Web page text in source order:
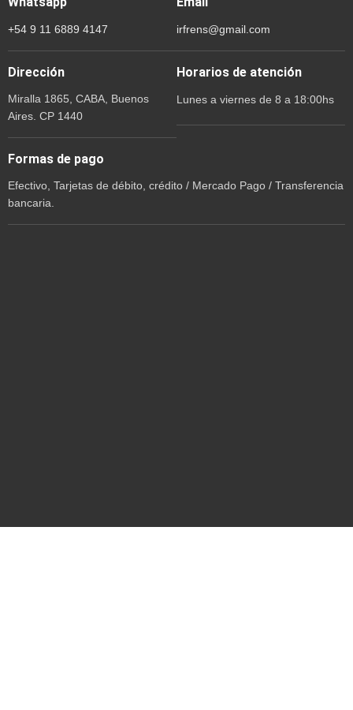
+54 9 11 6889 4147 irfrens@gmail.com
Dirección
Miralla 1865, CABA, Buenos
Aires. CP 1440
Horarios de atención
Lunes a viernes de 8 a 18:00hs
Formas de pago
Efectivo, Tarjetas de débito, crédito / Mercado Pago / Transferencia
bancaria.